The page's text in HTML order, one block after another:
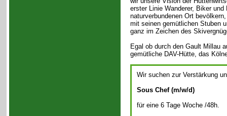
erster Linie Wanderer, Biker und
naturverbundenen Ort
mit seinen gemütlichen Stuben
ganz im Zeichen des
Egal ob durch den Gault Millau
gemütliche DAV-Hütte, das
Wir suchen zur Verstärkung
Sous Chef (m/w/d)
für eine 6 Tage Woche /48h.